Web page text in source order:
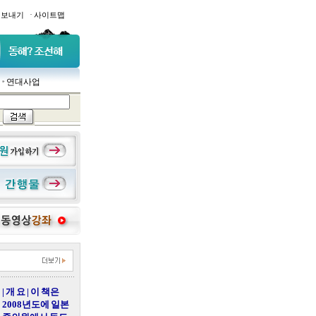
내기 · 사이트맵
연대사업
| 개 요 | 이 책은
2008년도에 일본